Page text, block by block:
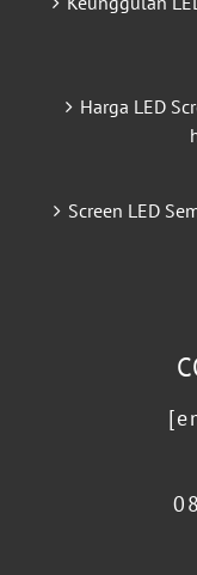
Harga LED
Screen LED